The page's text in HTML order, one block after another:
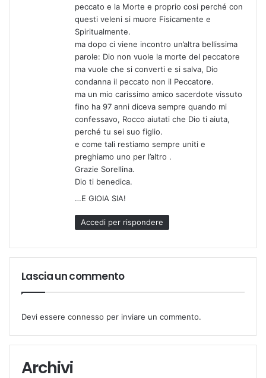
peccato e la Morte e proprio cosi perché con
questi veleni si muore Fisicamente e
Spiritualmente.
ma dopo ci viene incontro un’altra bellissima
parole: Dio non vuole la morte del peccatore
ma vuole che si converti e si salva, Dio
condanna il peccato non il Peccatore.
ma un mio carissimo amico sacerdote vissuto
fino ha 97 anni diceva sempre quando mi
confessavo, Rocco aiutati che Dio ti aiuta,
perché tu sei suo figlio.
e come tali restiamo sempre uniti e
preghiamo uno per l’altro .
Grazie Sorellina.
Dio ti benedica.
…E GIOIA SIA!
Accedi per rispondere
Lascia un commento
Devi essere connesso per inviare un commento.
Archivi